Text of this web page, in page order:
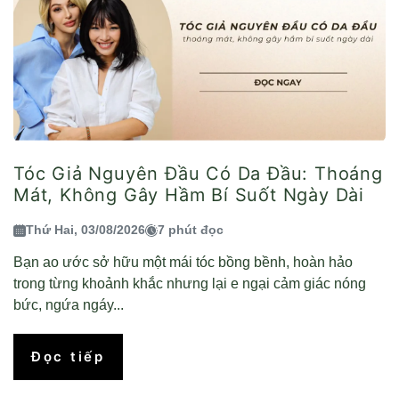
Tóc Giả Nguyên Đầu Có Da Đầu: Thoáng
Mát, Không Gây Hầm Bí Suốt Ngày Dài
Thứ Hai, 03/08/2026 7 phút đọc
Bạn ao ước sở hữu một mái tóc bồng bềnh, hoàn hảo
trong từng khoảnh khắc nhưng lại e ngại cảm giác nóng
bức, ngứa ngáy...
Đọc tiếp